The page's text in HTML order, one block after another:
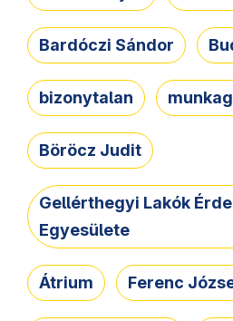
Bardóczi Sándor
bizonytalan
Böröcz Judit
Gellérthegyi Lakók
Egyesülete
Átrium Ferenc